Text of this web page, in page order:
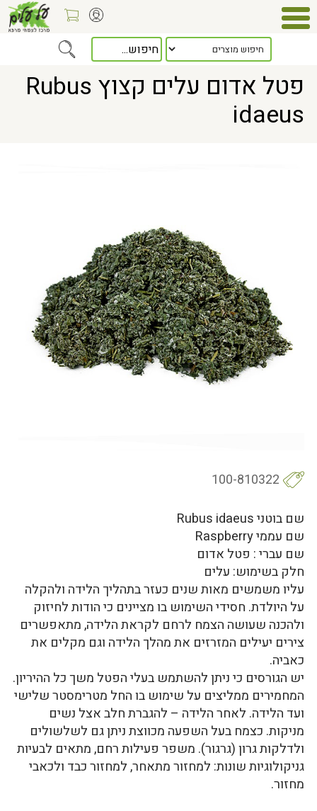
> פטל אדום עלים קצוץ Rubus idaeus
פטל אדום עלים קצוץ Rubus
idaeus
100-810322
שם בוטני Rubus idaeus
שם עממי Raspberry
שם עברי : פטל אדום
חלק בשימוש: עלים
עליו משמשים מאות שנים כעזר בתהליך הלידה ולהקלה
על היולדת. חסידי השימוש בו מציינים כי הודות לחיזוק
ולהכנה שעושה הצמח לרחם לקראת הלידה, מתאפשרים
צירים יעילים המזרזים את מהלך הלידה וגם מקלים את
כאביה.
יש הגורסים כי ניתן להשתמש בעלי הפטל משך כל ההיריון.
המחמירים ממליצים על שימוש בו החל מטרימסטר שלישי
ועד הלידה. לאחר הלידה – להגברת חלב אצל נשים
מניקות. כצמח בעל השפעה מכווצת ניתן גם לשלשולים
ולדלקות גרון (גרגור). משפר פעילות רחם, מתאים לבעיות
גניקולוגיות שונות: למחזור מתאחר, למחזור כבד ולכאבי
מחזור.